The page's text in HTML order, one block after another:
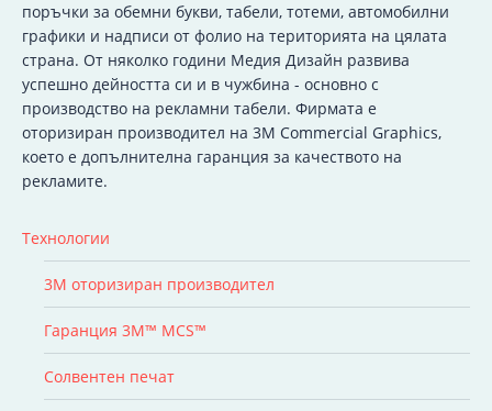
поръчки за обемни букви, табели, тотеми, автомобилни
графики и надписи от фолио на територията на цялата
страна. От няколко години Медия Дизайн развива
успешно дейността си и в чужбина - основно с
производство на рекламни табели. Фирмата е
оторизиран производител на 3M Commercial Graphics,
което е допълнителна гаранция за качеството на
рекламите.
Технологии
3M оторизиран производител
Гаранция 3M™ MCS™
Солвентен печат